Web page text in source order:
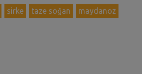
sirke taze soğan maydanoz